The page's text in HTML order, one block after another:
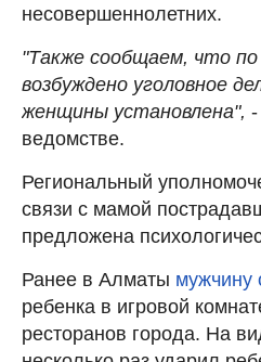
несовершеннолетних.
"Также сообщаем, что
возбуждено уголовное
женщины установлена",
ведомстве.
Региональный
связи с мамой
предложена
Ранее в Алматы мужчину
ребенка в игровой
ресторанов города. На